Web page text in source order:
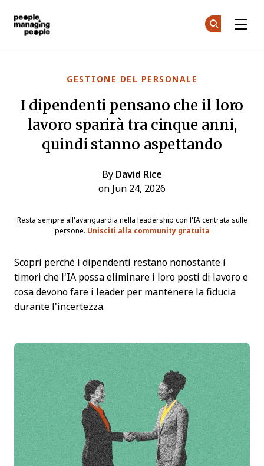
GESTIONE DEL PERSONALE
I dipendenti pensano che il loro
lavoro sparirà tra cinque anni,
quindi stanno aspettando
By David Rice
on Jun 24, 2026
Resta sempre all'avanguardia nella leadership con l'IA centrata sulle
persone. Unisciti alla community gratuita
Scopri perché i dipendenti restano nonostante i
timori che l'IA possa eliminare i loro posti di lavoro e
cosa devono fare i leader per mantenere la fiducia
durante l'incertezza.